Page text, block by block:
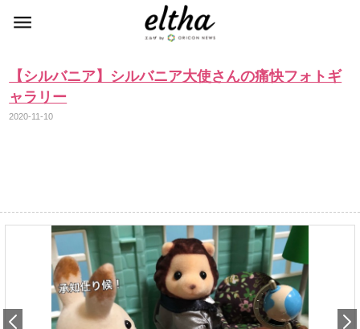
【シルバニア】シルバニア大使さんの痛快フォトギ
ャラリー
2020-11-10